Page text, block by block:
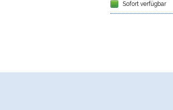
Sofort verfügbar